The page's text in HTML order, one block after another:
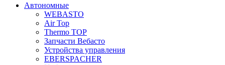
Автономные
WEBASTO
Air Top
Thermo TOP
Запчасти Вебасто
Устройства управления
EBERSPACHER